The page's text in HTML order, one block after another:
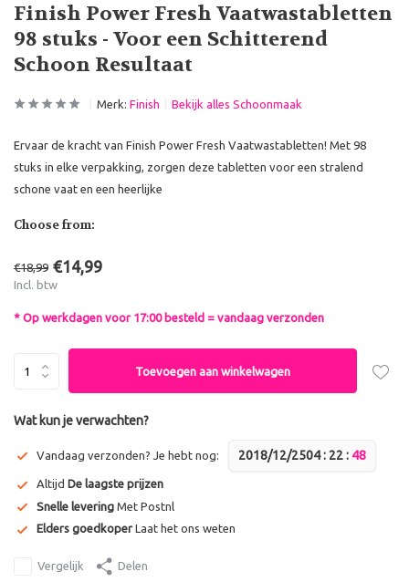
Finish Power Fresh Vaatwastabletten
98 stuks - Voor een Schitterend
Schoon Resultaat
Merk: Finish Bekijk alles Schoonmaak
Ervaar de kracht van Finish Power Fresh Vaatwastabletten! Met 98
stuks in elke verpakking, zorgen deze tabletten voor een stralend
schone vaat en een heerlijke
Choose from:
€18,99 €14,99
Incl. btw
* Op werkdagen voor 17:00 besteld = vandaag verzonden
Toevoegen aan winkelwagen
Wat kun je verwachten?
Vandaag verzonden? Je hebt nog: 2018/12/2504: 22: 47
Altijd De laagste prijzen
Snelle levering Met Postnl
Elders goedkoper Laat het ons weten
Vergelijk Delen